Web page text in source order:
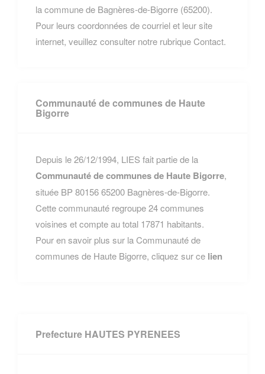
la commune de Bagnères-de-Bigorre (65200).
Pour leurs coordonnées de courriel et leur site
internet, veuillez consulter notre rubrique Contact.
Communauté de communes de Haute
Bigorre
Depuis le 26/12/1994, LIES fait partie de la
Communauté de communes de Haute Bigorre,
située BP 80156 65200 Bagnères-de-Bigorre.
Cette communauté regroupe 24 communes
voisines et compte au total 17871 habitants.
Pour en savoir plus sur la Communauté de
communes de Haute Bigorre, cliquez sur ce lien
Prefecture HAUTES PYRENEES